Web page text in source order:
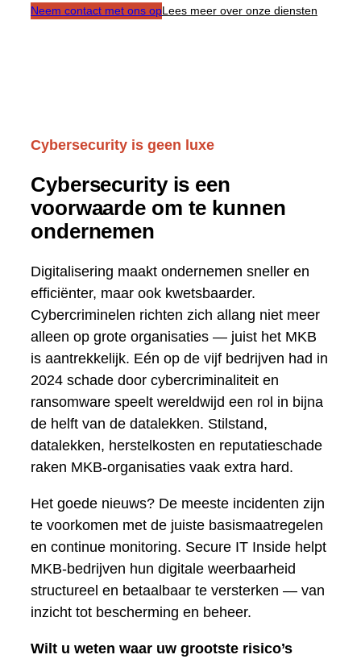
Neem contact met ons opLees meer over onze diensten
Cybersecurity is geen luxe
Cybersecurity is een
voorwaarde om te kunnen
ondernemen
Digitalisering maakt ondernemen sneller en
efficiënter, maar ook kwetsbaarder.
Cybercriminelen richten zich allang niet meer
alleen op grote organisaties — juist het MKB
is aantrekkelijk. Eén op de vijf bedrijven had in
2024 schade door cybercriminaliteit en
ransomware speelt wereldwijd een rol in bijna
de helft van de datalekken. Stilstand,
datalekken, herstelkosten en reputatieschade
raken MKB-organisaties vaak extra hard.
Het goede nieuws? De meeste incidenten zijn
te voorkomen met de juiste basismaatregelen
en continue monitoring. Secure IT Inside helpt
MKB-bedrijven hun digitale weerbaarheid
structureel en betaalbaar te versterken — van
inzicht tot bescherming en beheer.
Wilt u weten waar uw grootste risico’s